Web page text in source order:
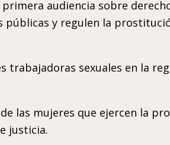
audiencia sobre
y regulen la
sexuales en la
las mujeres que ejercen la
justicia.